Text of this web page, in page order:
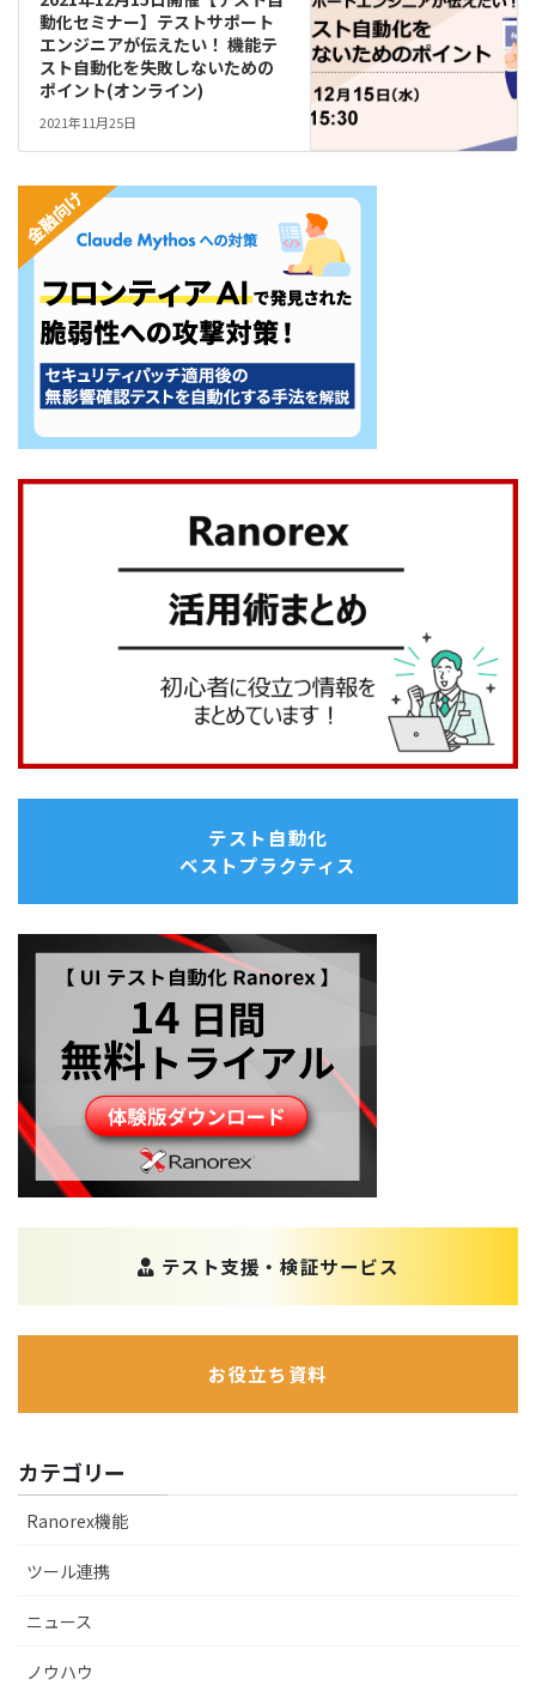
動化セミナー】テストサポート
エンジニアが伝えたい！ 機能テ
スト自動化を失敗しないための
ポイント(オンライン)
2021年11月25日
テスト自動化
ベストプラクティス
テスト支援・検証サービス
お役立ち資料
カテゴリー
Ranorex機能
ツール連携
ニュース
ノウハウ